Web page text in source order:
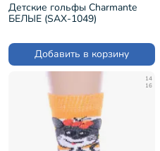
Детские гольфы Charmante
БЕЛЫЕ (SAX-1049)
Добавить в корзину
14
16